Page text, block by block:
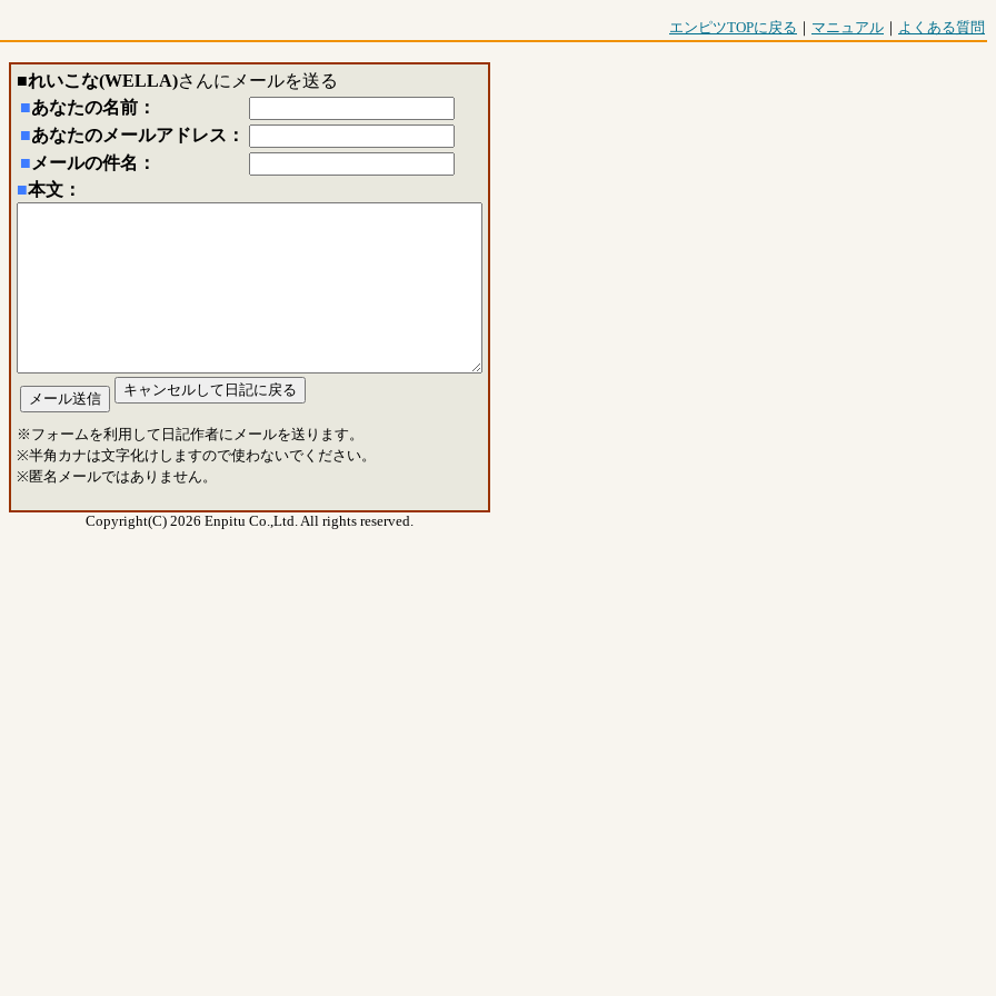
エンピツTOPに戻る ｜ マニュアル ｜ よくある質問
■れいこな(WELLA)さんにメールを送る
■あなたの名前：
■あなたのメールアドレス：
■ メールの件名：
■本文：
※フォームを利用して日記作者にメールを送ります。
※半角カナは文字化けしますので使わないでください。
※匿名メールではありません。
Copyright(C) 2026 Enpitu Co.,Ltd. All rights reserved.